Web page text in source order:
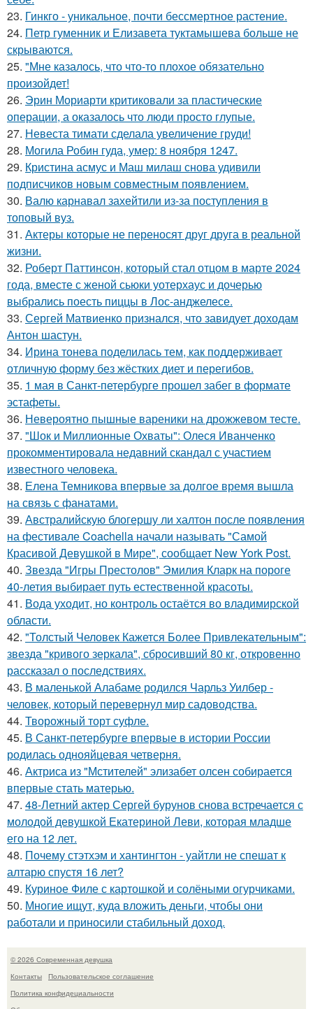
23. Гинкго - уникальное, почти бессмертное растение.
24. Петр гуменник и Елизавета туктамышева больше не
скрываются.
25. "Мне казалось, что что-то плохое обязательно
произойдет!
26. Эрин Мориарти критиковали за пластические
операции, а оказалось что люди просто глупые.
27. Невеста тимати сделала увеличение груди!
28. Могила Робин гуда, умер: 8 ноября 1247.
29. Кристина асмус и Маш милаш снова удивили
подписчиков новым совместным появлением.
30. Валю карнавал захейтили из-за поступления в
топовый вуз.
31. Актеры которые не переносят друг друга в реальной
жизни.
32. Роберт Паттинсон, который стал отцом в марте 2024
года, вместе с женой сьюки уотерхаус и дочерью
выбрались поесть пиццы в Лос-анджелесе.
33. Сергей Матвиенко признался, что завидует доходам
Антон шастун.
34. Ирина тонева поделилась тем, как поддерживает
отличную форму без жёстких диет и перегибов.
35. 1 мая в Санкт-петербурге прошел забег в формате
эстафеты.
36. Невероятно пышные вареники на дрожжевом тесте.
37. "Шок и Миллионные Охваты": Олеся Иванченко
прокомментировала недавний скандал с участием
известного человека.
38. Елена Темникова впервые за долгое время вышла
на связь с фанатами.
39. Австралийскую блогершу ли халтон после появления
на фестивале Coachella начали называть "Самой
Красивой Девушкой в Мире", сообщает New York Post.
40. Звезда "Игры Престолов" Эмилия Кларк на пороге
40-летия выбирает путь естественной красоты.
41. Вода уходит, но контроль остаётся во владимирской
области.
42. "Толстый Человек Кажется Более Привлекательным":
звезда "кривого зеркала", сбросивший 80 кг, откровенно
рассказал о последствиях.
43. В маленькой Алабаме родился Чарльз Уилбер -
человек, который перевернул мир садоводства.
44. Творожный торт суфле.
45. В Санкт-петербурге впервые в истории России
родилась однояйцевая четверня.
46. Актриса из "Мстителей" элизабет олсен собирается
впервые стать матерью.
47. 48-Летний актер Сергей бурунов снова встречается с
молодой девушкой Екатериной Леви, которая младше
его на 12 лет.
48. Почему стэтхэм и хантингтон - уайтли не спешат к
алтарю спустя 16 лет?
49. Куриное Филе с картошкой и солёными огурчиками.
50. Многие ищут, куда вложить деньги, чтобы они
работали и приносили стабильный доход.
© 2026 Современная девушка
Контакты
Пользовательское соглашение
Политика конфидециальности